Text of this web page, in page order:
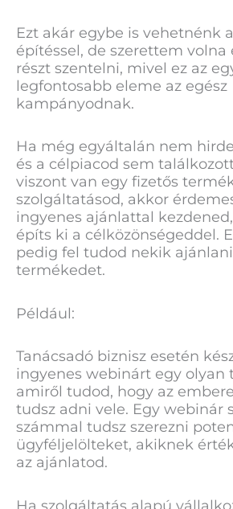
Ezt akár egybe is vehetnénk
építéssel, de szerettem volna
részt szentelni, mivel ez az
legfontosabb eleme az egész
kampányodnak.
Ha még egyáltalán nem
és a célpiacod sem
viszont van egy fizetős
szolgáltatásod, akkor
ingyenes ajánlattal
építs ki a célközönségeddel.
pedig fel tudod nekik
termékedet.
Például:
Tanácsadó biznisz esetén
ingyenes webinárt egy olyan
amiről tudod, hogy az
tudsz adni vele. Egy webinár
számmal tudsz szerezni
ügyféljelölteket, akiknek
az ajánlatod.